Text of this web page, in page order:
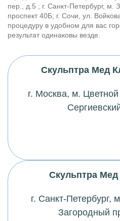
пер., д.5 ; г. Санкт-Петербург, м .
проспект 40Б; г. Сочи, ул.
процедуру в удобном для вас
результат одинаковы везде.
Скульптра Мед
г. Москва, м.
Скульптра
г. Санкт-Петербург, м
Загородный